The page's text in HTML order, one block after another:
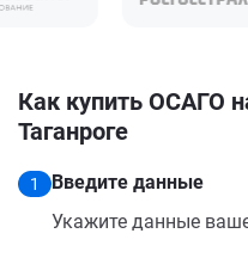
Как купить ОСАГО
Таганроге
1
Введите данные
Укажите данные